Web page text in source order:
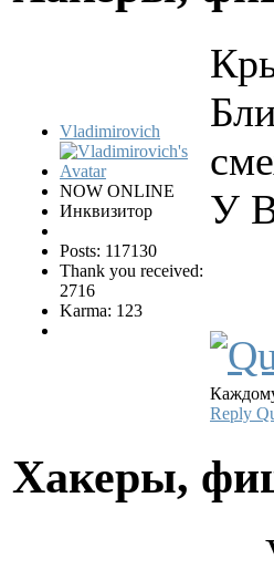
Vladimirovich
NOW ONLINE
Инквизитор
Posts: 117130
Thank you received:
2716
Karma: 123
У
Reply
Хакеры,